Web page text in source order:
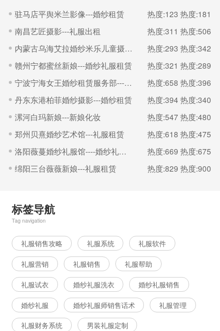
驻马店平舆米兰影像---婚纱租赁 热度:123 热度:181
南昌艺匠摄影---礼服出租
热度:311 热度:506
内蒙古乌海艾拉婚纱米乐儿童摄影---婚礼跟妆
热度:293 热度:342
赣州宁都蜜丝新娘---婚纱礼服租赁
热度:321 热度:289
宁波宁海女王婚纱租赁服务部---婚纱租赁
热度:658 热度:396
丹东东港柏菲婚纱摄影---婚纱租赁
热度:394 热度:340
漯河白玛新娘---新娘化妆
热度:547 热度:480
郑州贝熹婚纱艺术馆---礼服租赁
热度:618 热度:475
洛阳薇蔓婚纱礼服馆----婚纱礼服租赁
热度:669 热度:675
绵阳三台薇薇新娘---礼服租赁
热度:829 热度:900
标签导航
Tag navigation
礼服销售攻略 礼服系统 礼服软件
礼服营销 礼服销售 礼服帮助
礼服试衣 婚纱礼服洗衣 婚纱礼服销售
婚纱礼服 婚纱礼服师销售话术 礼服管理
礼服财务系统 男装礼服定制